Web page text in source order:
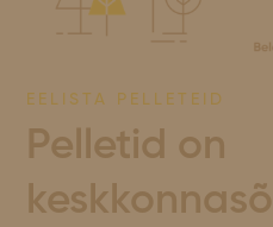
EELISTA PELLETEID
Pelletid on